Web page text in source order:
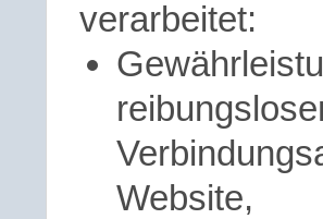
verarbeitet:
Website,